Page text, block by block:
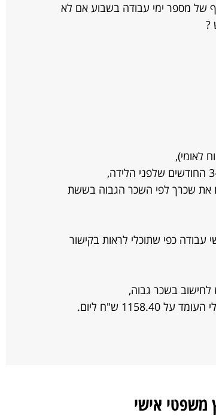
של מספר ימי עבודה בשבוע אם לא
?
לאומי),
את שכרך לפי השכר הגבוה בששת
עבודה כפי שתוכלי לראות בקישור
בשכר גבוה,
ש"ח ליום.
משפטי אישי